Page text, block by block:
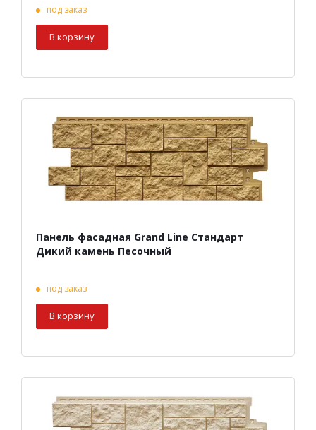
под заказ
В корзину
Панель фасадная Grand Line Стандарт
Дикий камень Песочный
под заказ
В корзину